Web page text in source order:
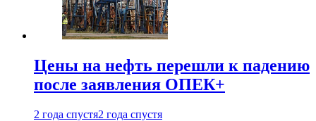
Цены на нефть перешли к падению
после заявления ОПЕК+
2 года спустя2 года спустя